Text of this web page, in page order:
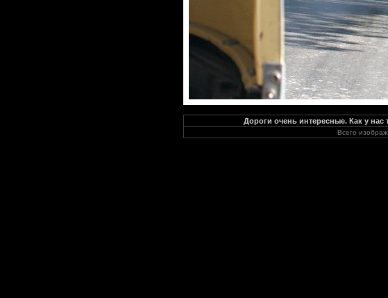
Дороги очень интересные. Как у
Всего